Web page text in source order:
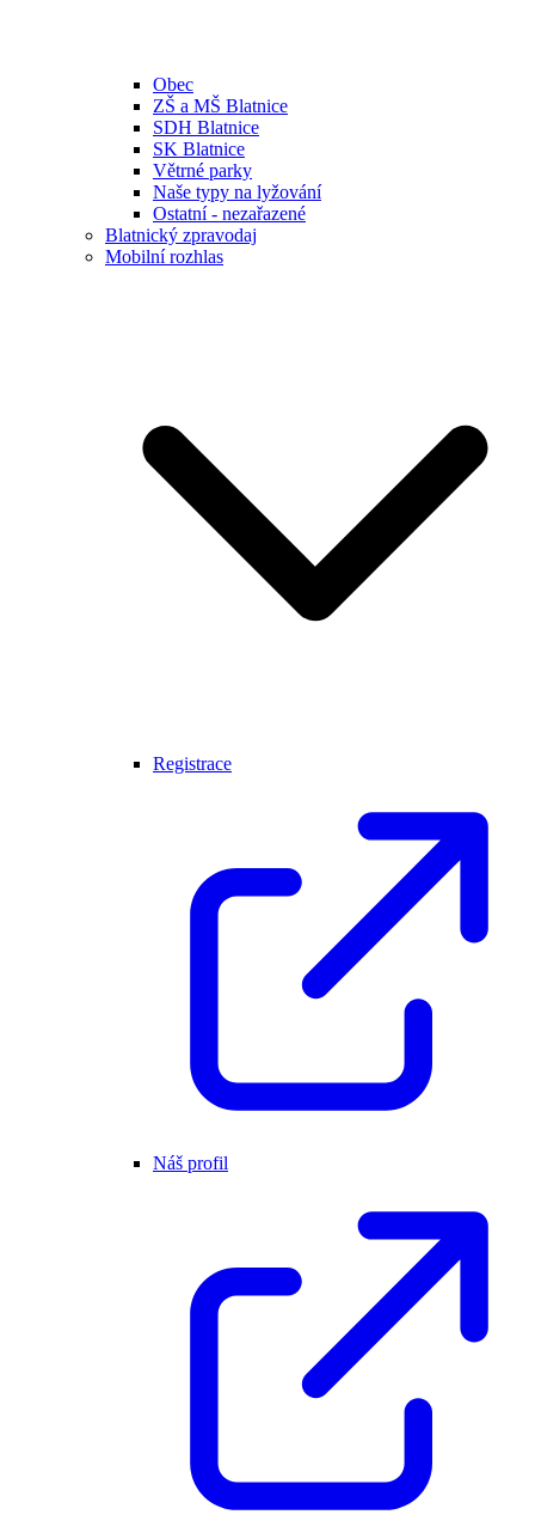
Obec
ZŠ a MŠ Blatnice
SDH Blatnice
SK Blatnice
Větrné parky
Naše typy na lyžování
Ostatní - nezařazené
Blatnický zpravodaj
Mobilní rozhlas
Registrace
Náš profil